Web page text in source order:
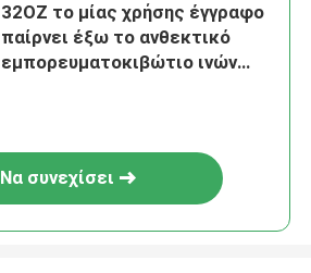
32OZ το μίας χρήσης έγγραφο
παίρνει έξω το ανθεκτικό
εμπορευματοκιβώτιο ινών
Να συνεχίσει